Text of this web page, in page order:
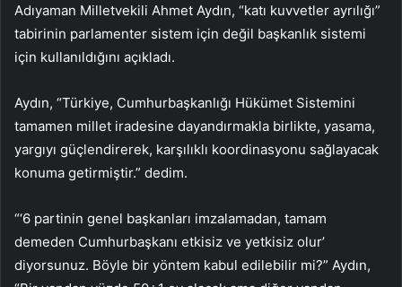
Adıyaman Milletvekili Ahmet Aydın, “katı kuvvetler ayrılığı”
tabirinin parlamenter sistem için değil başkanlık sistemi
için kullanıldığını açıkladı.
Aydın, “Türkiye, Cumhurbaşkanlığı Hükümet Sistemini
tamamen millet iradesine dayandırmakla birlikte, yasama,
yargıyı güçlendirerek, karşılıklı koordinasyonu sağlayacak
konuma getirmiştir.” dedim.
“‘6 partinin genel başkanları imzalamadan, tamam
demeden Cumhurbaşkanı etkisiz ve yetkisiz olur’
diyorsunuz. Böyle bir yöntem kabul edilebilir mi?” Aydın,